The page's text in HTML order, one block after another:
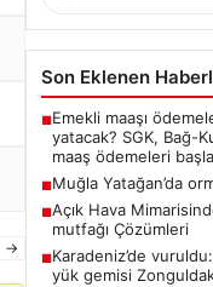
→
Son Eklenen
■Emekli maaşı
yatacak? SGK, Bağ-
maaş ödemeleri
■Muğla Yatağan’da
■Açık Hava
mutfağı Çözümleri
■Karadeniz’de
yük gemisi